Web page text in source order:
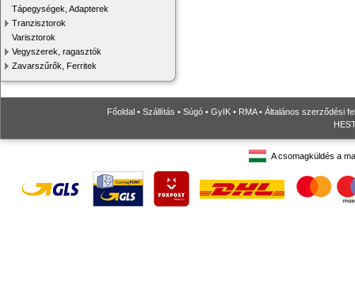
Tápegységek, Adapterek
Tranzisztorok
Varisztorok
Vegyszerek, ragasztók
Zavarszűrők, Ferritek
Főoldal • Szállítás • Súgó • GyIK • RMA• Általános szerződési
A csomagküldés a